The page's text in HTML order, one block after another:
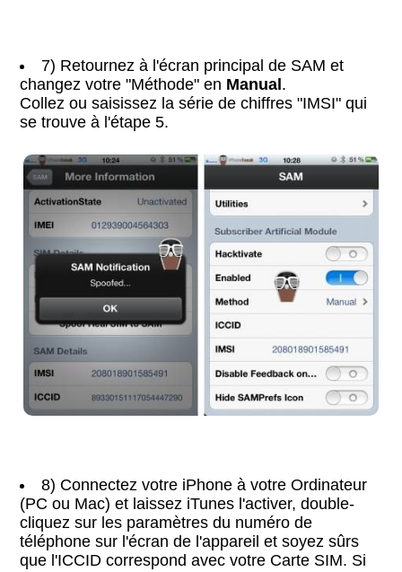
7) Retournez à l'écran principal de SAM et
changez votre "Méthode" en Manual .
Collez ou saisissez la série de chiffres "IMSI" qui
se trouve à l'étape 5.
8) Connectez votre iPhone à votre Ordinateur
(PC ou Mac) et laissez iTunes l'activer, double-
cliquez sur les paramètres du numéro de
téléphone sur l'écran de l'appareil et soyez sûrs
que l'ICCID correspond avec votre Carte SIM. Si